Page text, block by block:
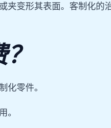
变形其表面。客制化
化零件。
。